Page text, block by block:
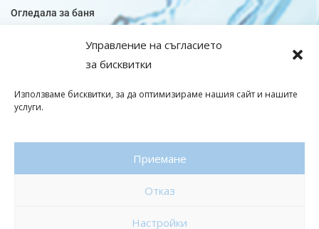
Управление на съгласието
за бисквитки
Използваме бисквитки, за да оптимизираме нашия сайт и нашите
услуги.
Приемане
Отказ
Настройки
Огледала за баня
Плочки за кухня
Подови лентова сифони
Подови плочки
Политика за поверителност
Изработка на онлайн магазин